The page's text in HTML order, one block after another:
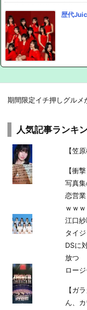
歴代
期間限定イチ押しグル
人気記事ランキ
【笠
【衝
写真
恋営
ｗｗｗ
江口
タイ
DSに
放つ
ロー
【ガ
ん、